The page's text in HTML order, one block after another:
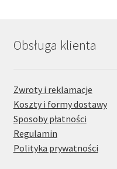
Obsługa klienta
Zwroty i reklamacje
Koszty i formy dostawy
Sposoby płatności
Regulamin
Polityka prywatności